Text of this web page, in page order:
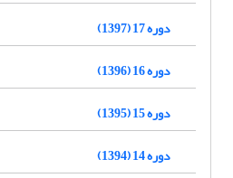
دوره 17 (1397)
دوره 16 (1396)
دوره 15 (1395)
دوره 14 (1394)